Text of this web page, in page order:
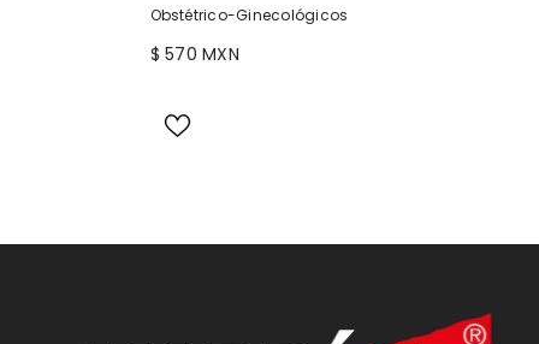
Obstétrico-Ginecológicos
$ 570 MXN